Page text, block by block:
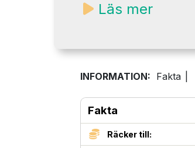
Läs mer
INFORMATION: Fakta
Fakta
Räcker till: